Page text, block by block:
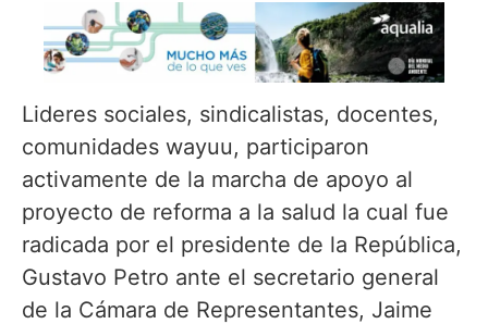
Lideres sociales, sindicalistas, docentes,
comunidades wayuu, participaron
activamente de la marcha de apoyo al
proyecto de reforma a la salud la cual fue
radicada por el presidente de la República,
Gustavo Petro ante el secretario general
de la Cámara de Representantes, Jaime